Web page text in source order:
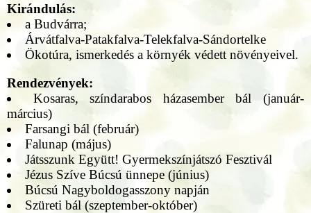
Kirándulás:
a Budvárra;
Árvátfalva-Patakfalva-Telekfalva-Sándortelke
Ökotúra, ismerkedés a környék védett növényeivel.
Rendezvények:
Kosaras, színdarabos házasember bál (január-
március)
Farsangi bál (február)
Falunap (május)
Játsszunk Együtt! Gyermekszínjátszó Fesztivál
Jézus Szíve Búcsú ünnepe (június)
Búcsú Nagyboldogasszony napján
Szüreti bál (szeptember-október)